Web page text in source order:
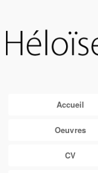
Accueil
Oeuvres
CV